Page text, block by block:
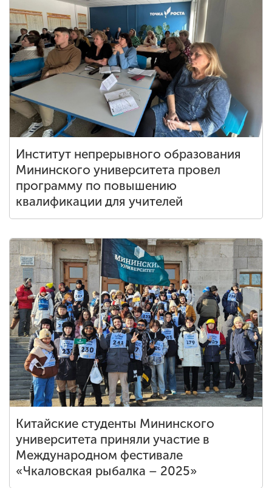
Институт непрерывного образования
Мининского университета провел
программу по повышению
квалификации для учителей
Китайские студенты Мининского
университета приняли участие в
Международном фестивале
«Чкаловская рыбалка – 2025»